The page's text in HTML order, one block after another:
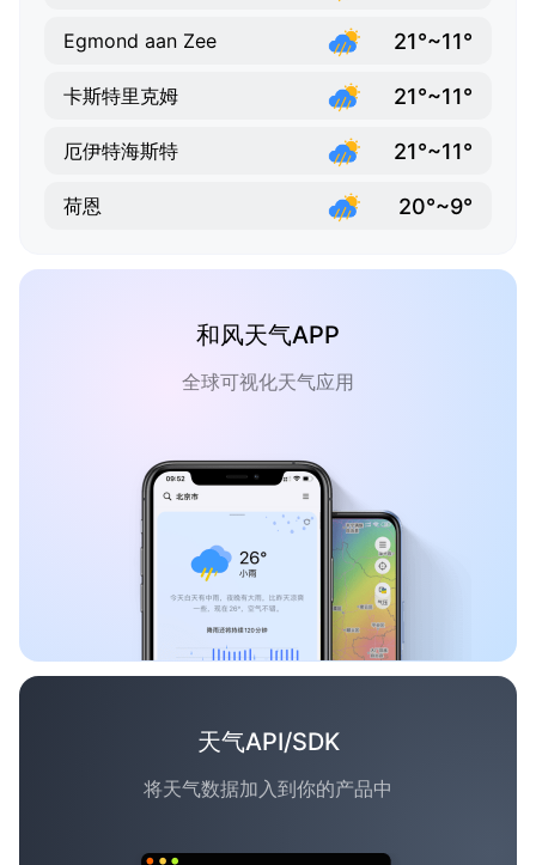
Egmond aan Zee 21°~11°
卡斯特里克姆 21°~11°
厄伊特海斯特 21°~11°
荷恩 20°~9°
和风天气APP
全球可视化天气应用
天气API/SDK
将天气数据加入到你的产品中